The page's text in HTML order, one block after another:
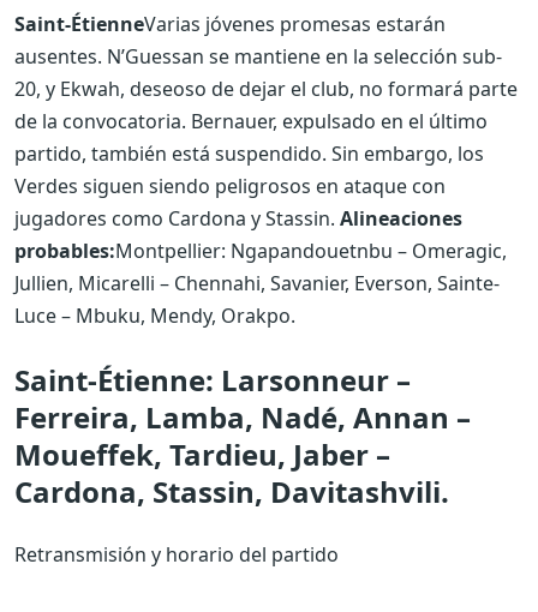
Saint-ÉtienneVarias jóvenes promesas estarán
ausentes. N’Guessan se mantiene en la selección sub-
20, y Ekwah, deseoso de dejar el club, no formará parte
de la convocatoria. Bernauer, expulsado en el último
partido, también está suspendido. Sin embargo, los
Verdes siguen siendo peligrosos en ataque con
jugadores como Cardona y Stassin. Alineaciones
probables:Montpellier: Ngapandouetnbu – Omeragic,
Jullien, Micarelli – Chennahi, Savanier, Everson, Sainte-
Luce – Mbuku, Mendy, Orakpo.
Saint-Étienne: Larsonneur –
Ferreira, Lamba, Nadé, Annan –
Moueffek, Tardieu, Jaber –
Cardona, Stassin, Davitashvili.
Retransmisión y horario del partido